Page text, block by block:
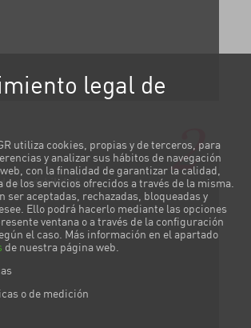
2
previabilidad
legal de
utiliza cookies, propias y de terceros, para
y analizar sus hábitos de navegación
con la finalidad de garantizar la calidad,
de los servicios ofrecidos a través de la misma.
ser aceptadas, rechazadas, bloqueadas y
Ello podrá hacerlo mediante las opciones
ventana o a través de la configuración
el caso. Más información en el apartado
de nuestra página web.
o de medición